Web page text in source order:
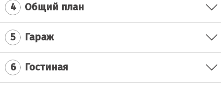
4 Общий план
5 Гараж
6 Гостиная